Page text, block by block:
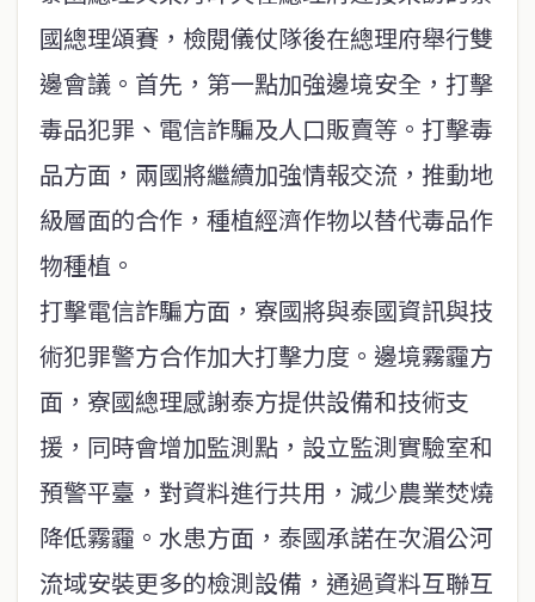
國總理頌賽，檢閱儀仗隊後在總理府舉行雙
邊會議。首先，第一點加強邊境安全，打擊
毒品犯罪、電信詐騙及人口販賣等。打擊毒
品方面，兩國將繼續加強情報交流，推動地
級層面的合作，種植經濟作物以替代毒品作
物種植。
打擊電信詐騙方面，寮國將與泰國資訊與技
術犯罪警方合作加大打擊力度。邊境霧霾方
面，寮國總理感謝泰方提供設備和技術支
援，同時會增加監測點，設立監測實驗室和
預警平臺，對資料進行共用，減少農業焚燒
降低霧霾。水患方面，泰國承諾在次湄公河
流域安裝更多的檢測設備，通過資料互聯互